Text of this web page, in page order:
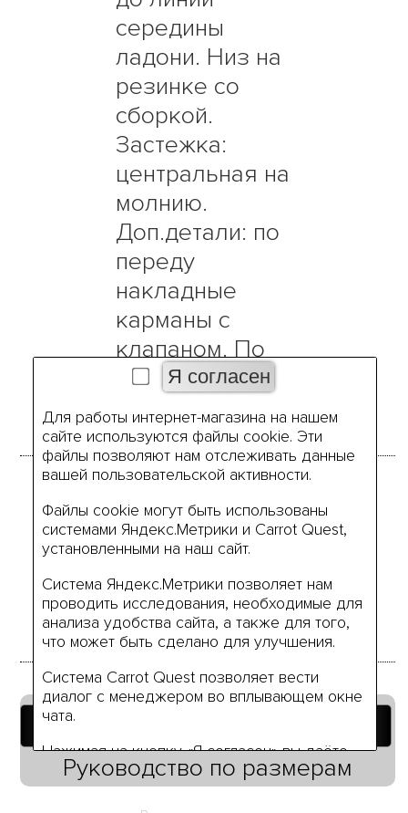
середины
ладони. Низ на
резинке со
сборкой.
Застежка:
центральная на
молнию.
Доп.детали: по
переду
накладные
карманы с
клапаном. По
низу изделия
идет кулиска.
Размеры
46
48
Руководство по размерам
Для работы интернет-магазина на нашем
сайте используются файлы cookie. Эти
файлы позволяют нам отслеживать данные
вашей пользовательской активности.
Файлы cookie могут быть использованы
системами Яндекс.Метрики и Carrot Quest,
установленными на наш сайт.
Система Яндекс.Метрики позволяет нам
проводить исследования, необходимые для
анализа удобства сайта, а также для того,
что может быть сделано для улучшения.
Система Carrot Quest позволяет вести
диалог с менеджером во вплывающем окне
чата.
Нажимая на кнопку «Я согласен» вы даёте
своё согласие на использование нами ваших
персональных данных (или данных вашей
компании), а также разрешаете нам